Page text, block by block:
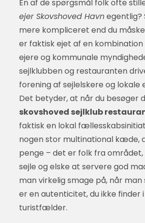
En af de spørgsmål folk ofte
ejer Skovshoved Havnegentlig?
mere kompliceret end du
er faktisk ejet af en
ejere og kommunale
sejlklubben og restauranten
forening af sejlelskere og lokale
Det betyder, at når du besøger
skovshoved sejlklub
faktisk en lokal
nogen stor multinational kæde,
penge – det er folk fra
sejle og elske at servere god
man virkelig smage på, når man
er en autenticitet, du ikke finder
turistfælder.